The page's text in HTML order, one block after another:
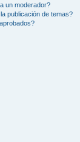
un moderador?
publicación de temas?